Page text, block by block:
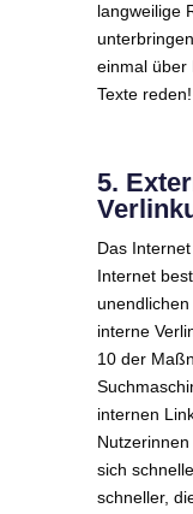
langweilige
einmal über
Texte reden!
5.
Das
Internet
interne
10 der
internen
sich
schneller,